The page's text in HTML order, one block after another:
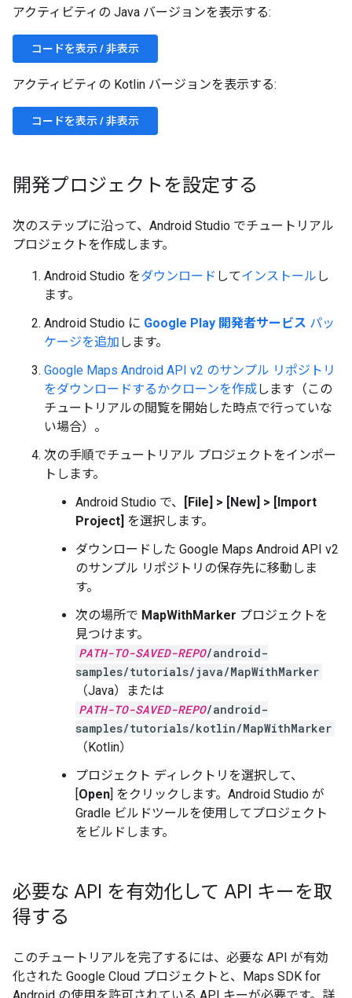
アクティビティの Java バージョンを表示する:
コードを表示 / 非表示
アクティビティの Kotlin バージョンを表示する:
コードを表示 / 非表示
開発プロジェクトを設定する
次のステップに沿って、Android Studio でチュートリアル
プロジェクトを作成します。
Android Studio をダウンロード してインストール し
ます。
Android Studio に Google Play 開発者サービス パッ
ケージを追加 します。
Google Maps Android API v2 のサンプル リポジトリ
をダウンロードするかクローンを作成します（この
チュートリアルの閲覧を開始した時点で行っていな
い場合）。
次の手順でチュートリアル プロジェクトをインポー
トします。
Android Studio で、
[File] > [New] > [Import
Project] を選択します。
ダウンロードした Google Maps Android API v2
のサンプル リポジトリの保存先に移動しま
す。
次の場所で MapWithMarker プロジェクトを
見つけます。
PATH-TO-SAVED-REPO/android-
samples/tutorials/java/MapWithMarker
（Java）または
PATH-TO-SAVED-REPO/android-
samples/tutorials/kotlin/MapWithMarker
（Kotlin）
プロジェクト ディレクトリを選択して、
Open ] をクリックします。Android Studio が
Gradle ビルドツールを使用してプロジェクト
をビルドします。
必要な API を有効化して API キーを取
得する
このチュートリアルを完了するには、必要な API が有効
化された Google Cloud プロジェクトと、Maps SDK for